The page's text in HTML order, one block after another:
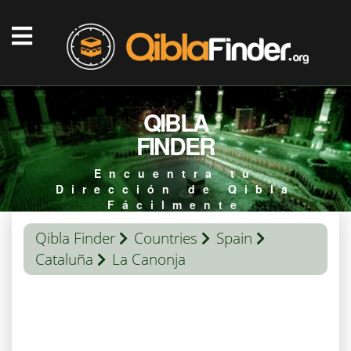
QIBLA
FINDER
Encuentra tu
Dirección de Qibla
Fácilmente
Qibla Finder Countries
Spain
Cataluña
La Canonja